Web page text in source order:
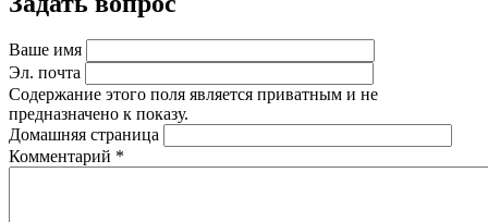
Ваше имя
Эл. почта
Содержание этого поля является приватным и не
предназначено к показу.
Домашняя страница
Комментарий *